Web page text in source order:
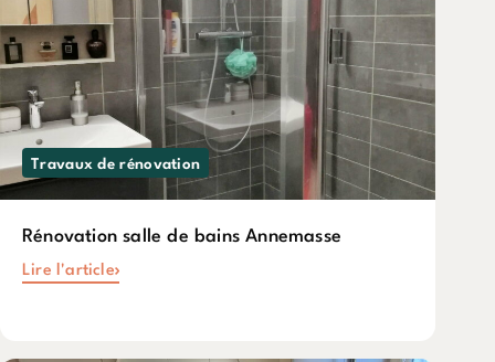
Travaux de rénovation
Rénovation salle de bains Annemasse
Lire l'article